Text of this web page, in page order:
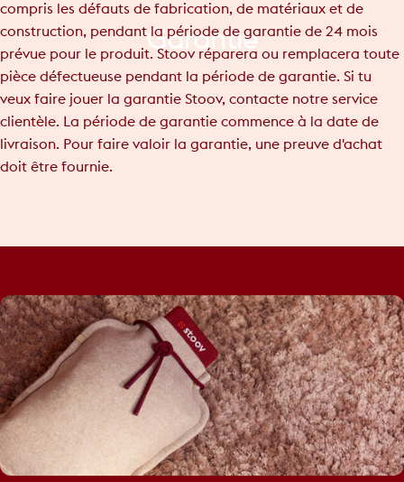
Garantie
compris les défauts de fabrication, de matériaux et de
construction, pendant la période de garantie de 24 mois
prévue pour le produit. Stoov réparera ou remplacera toute
pièce défectueuse pendant la période de garantie. Si tu
veux faire jouer la garantie Stoov, contacte notre service
clientèle. La période de garantie commence à la date de
livraison. Pour faire valoir la garantie, une preuve d'achat
doit être fournie.